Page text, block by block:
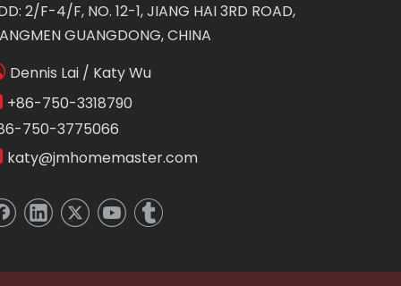
2/F-4/F, NO. 12-1, JIANG HAI 3RD ROAD,
GUANGDONG, CHINA
Dennis Lai / Katy Wu
+86-750-3318790
750-3775066
katy@jmhomemaster.com